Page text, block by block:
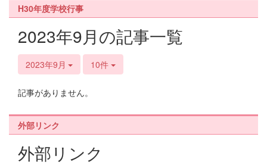
s
H30年度学校行事
2023年9月の記事一覧
2023年9月 10件
記事がありません。
外部リンク
外部リンク